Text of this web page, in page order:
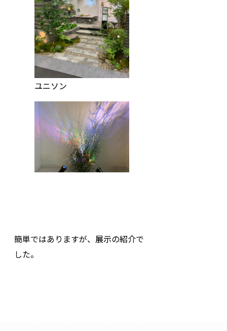
ユニソン
簡単ではありますが、展示の紹介で
した。